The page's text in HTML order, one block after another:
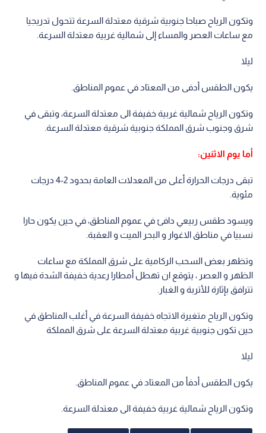
وتكون الرياح صباحا جنوبية شرقية معتدلة السرعة تتحول تدريجيا
مع ساعات العصر والمساء إلى شمالية غربية معتدلة السرعة.
ليلا
يكون الطقس أدفى من المعتاد في عموم المناطق.
وتكون الرياح شمالية غربية خفيفة الى معتدلة السرعة، وتبقى في
شرق وجنوب شرق المملكة جنوبية شرقية معتدلة السرعة.
أما يوم الاثنين:
تبقى درجات الحرارة أعلى من المعدلات العامة بحدود 2-4 درجات
مئوية.
ويسود طقس ربيعي دافئ في عموم المناطق، في حين يكون حارا
نسبيا في مناطق الاغوار و البحر الميت و العقبة.
وتظهر بعض السحب الركامية على شرق المملكة مع ساعات
الظهر و العصر ، يتوقع ان تهطل أمطارا رعدية خفيفة الشدة فيها و
تترافق بإثارة للأتربة و الغبار.
وتكون الرياح متغيرة الاتجاه خفيفة السرعة في أغلب المناطق في
حين تكون جنوبية غربية معتدلة السرعة على شرق المملكة
ليلا
يكون الطقس أدفأ من المعتاد في عموم المناطق.
وتكون الرياح شمالية غربية خفيفة الى معتدلة السرعة.